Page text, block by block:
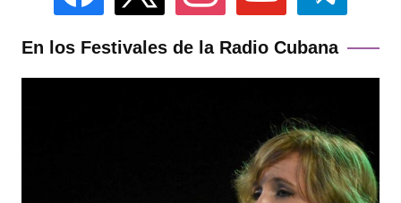
En los Festivales de la Radio Cubana